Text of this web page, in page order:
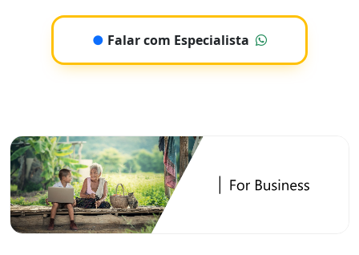
● Falar com Especialista